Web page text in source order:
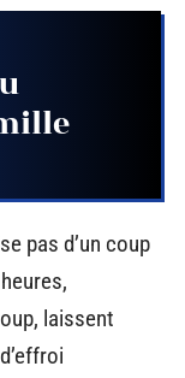
pas d’un coup
laissent